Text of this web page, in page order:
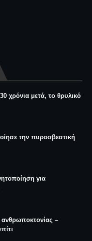
χρόνια μετά, το θρυλικό
την πυροσβεστική
για
–